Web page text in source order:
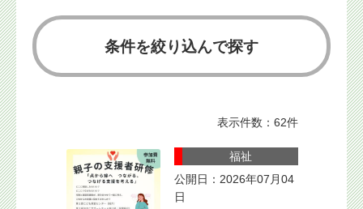
条件を絞り込んで探す
表示件数：62件
福祉
公開日：2026年07月04
日